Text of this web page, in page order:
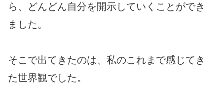
ら、どんどん自分を開示していくことができ
ました。
そこで出てきたのは、私のこれまで感じてき
た世界観でした。